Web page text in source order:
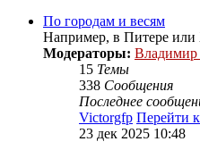
По городам и весям
Например, в Питере или
Модераторы: Владимир
15 Темы
338 Сообщения
Последнее
Victorgfp Перейти
23 дек 2025 10:48